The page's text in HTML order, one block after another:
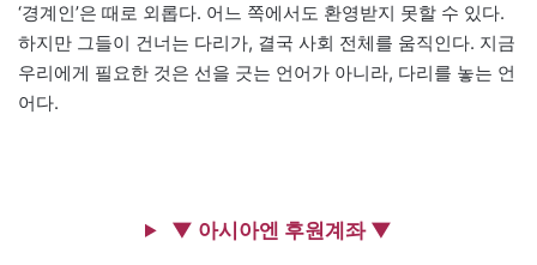
‘경계인’은 때로 외롭다. 어느 쪽에서도 환영받지 못할 수 있다.
하지만 그들이 건너는 다리가, 결국 사회 전체를 움직인다. 지금
우리에게 필요한 것은 선을 긋는 언어가 아니라, 다리를 놓는 언
어다.
▼ 아시아엔 후원계좌 ▼